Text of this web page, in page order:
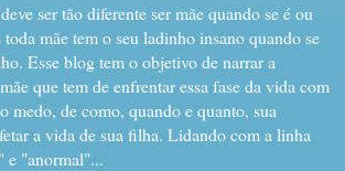
ser tão diferente ser mãe quando se é ou
mãe tem o seu ladinho insano quando se
Esse blog tem o objetivo de narrar a
que tem de enfrentar essa fase da vida com
medo, de como, quando e quanto, sua
a vida de sua filha. Lidando com a linha
e "anormal"...